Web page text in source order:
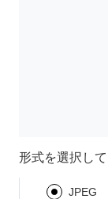
形式を選択し
JPEG